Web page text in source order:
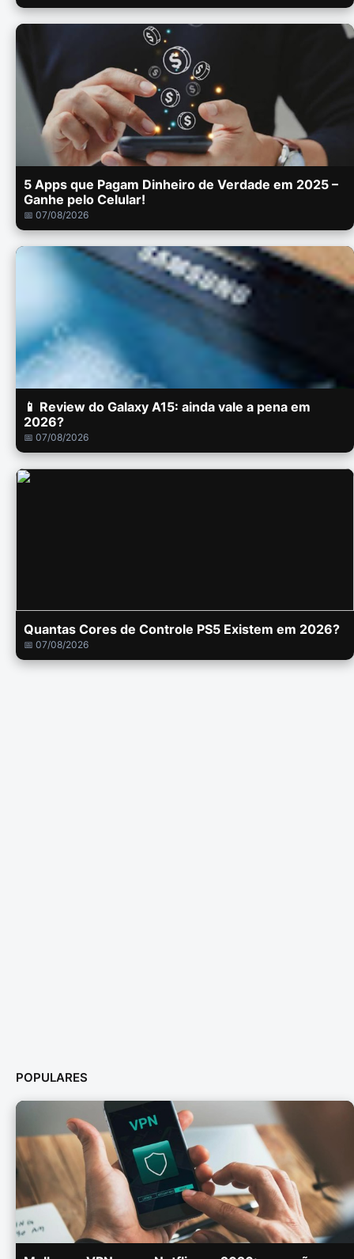
5 Apps que Pagam Dinheiro de Verdade em 2025 –
Ganhe pelo Celular!
📅 07/08/2026
📱 Review do Galaxy A15: ainda vale a pena em
2026?
📅 07/08/2026
Quantas Cores de Controle PS5 Existem em 2026?
📅 07/08/2026
POPULARES